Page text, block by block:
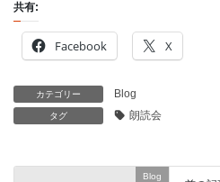
共有:
Facebook X
カテゴリー Blog
タグ 朗読会
Blog